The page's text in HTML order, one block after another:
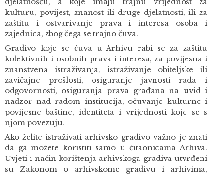
kulturu, povijest, znanost ili druge djelatnosti, ili za
zaštitu i ostvarivanje prava i interesa osoba i
zajednica, zbog čega se trajno čuva.
Gradivo koje se čuva u Arhivu rabi se za zaštitu
kolektivnih i osobnih prava i interesa, za povijesna i
znanstvena istraživanja, istraživanje obiteljske ili
zavičajne prošlosti, osiguranje javnosti rada i
odgovornosti, osiguranja prava građana na uvid i
nadzor nad radom institucija, očuvanje kulturne i
povijesne baštine, identiteta i vrijednosti koje se s
njom povezuju.
Ako želite istraživati arhivsko gradivo važno je znati
da ga možete koristiti samo u čitaonicama Arhiva.
Uvjeti i način korištenja arhivskoga gradiva utvrđeni
su Zakonom o arhivskome gradivu i arhivima,